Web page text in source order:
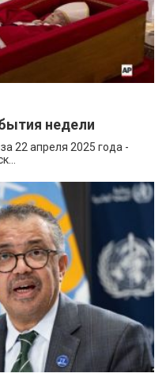
недели
22 апреля 2025 года -